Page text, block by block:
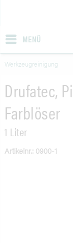
MENÜ
Werkzeugreinigung
Drufatec,
Farblöser
1 Liter
Artikelnr.: 0900-1